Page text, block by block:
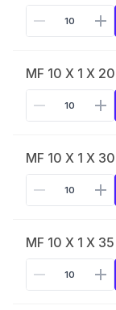
MF 10 X 1 X 20
MF 10 X 1 X 30
MF 10 X 1 X 35